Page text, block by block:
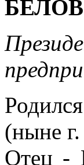
БЕЛОВ
(ныне
Отец -